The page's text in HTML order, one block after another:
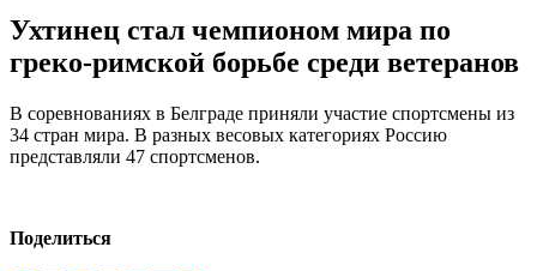
Ухтинец стал чемпионом мира по
греко-римской борьбе среди ветеранов
В соревнованиях в Белграде приняли участие спортсмены из
34 стран мира. В разных весовых категориях Россию
представляли 47 спортсменов.
Поделиться